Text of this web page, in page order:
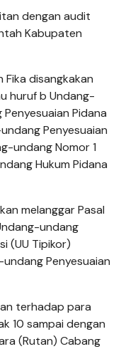
dengan audit
Kabupaten
disangkakan
huruf b Undang-
Pidana
Penyesuaian
undang Nomor 1
Hukum Pidana
melanggar Pasal
undang
(UU Tipikor)
Penyesuaian
terhadap para
10 sampai dengan
(Rutan) Cabang